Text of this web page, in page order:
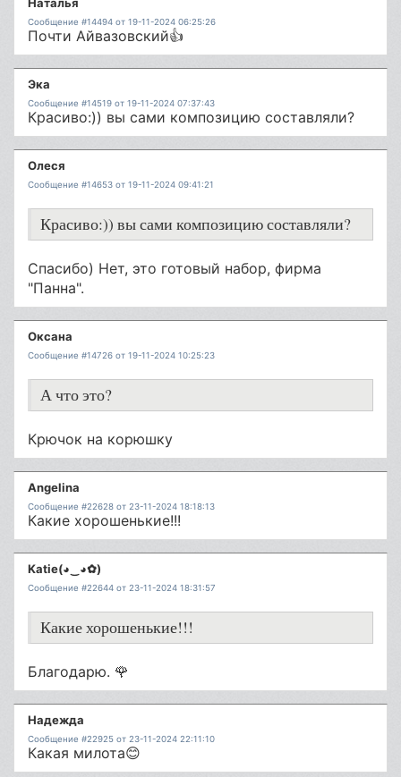
Сообщение #14494 от 19-11-2024 06:25:26
Почти Айвазовский👍
Эка
Сообщение #14519 от 19-11-2024 07:37:43
Красиво:)) вы сами композицию составляли?
Олеся
Сообщение #14653 от 19-11-2024 09:41:21
Красиво:)) вы сами композицию составляли?
Спасибо) Нет, это готовый набор, фирма
"Панна".
Оксана
Сообщение #14726 от 19-11-2024 10:25:23
А что это?
Крючок на корюшку
Angelina
Сообщение #22628 от 23-11-2024 18:18:13
Какие хорошенькие!!!
Katie(◕‿◕✿)
Сообщение #22644 от 23-11-2024 18:31:57
Какие хорошенькие!!!
Благодарю. 🌹
Надежда
Сообщение #22925 от 23-11-2024 22:11:10
Какая милота😊